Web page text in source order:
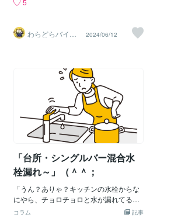
番安心でも？良くあるのが？ウチのモン
しい。そこで困るのは？何処で整備する
か？どうします？
5
わらどらバイク
屋
2024/06/12
「台所・シングルバー混合水
栓漏れ～」（＾＾；
「うん？ありゃ？キッチンの水栓からな
にやら、チョロチョロと水が漏れてるや
ん！・・・え～っ！！ど～するぅ～？」
記事
コラム